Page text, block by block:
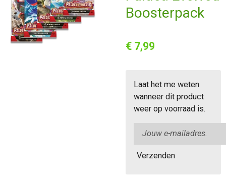
Boosterpack
€ 7,99
Laat het me weten
wanneer dit product
weer op voorraad is.
Verzenden